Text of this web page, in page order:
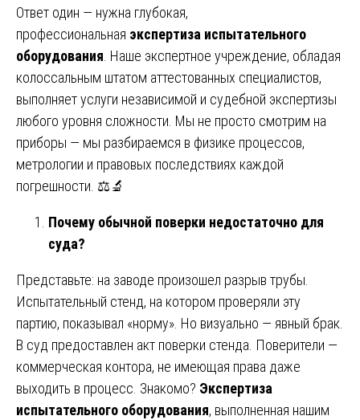
Ответ один — нужна глубокая,
профессиональная экспертиза испытательного
оборудования . Наше экспертное учреждение, обладая
колоссальным штатом аттестованных специалистов,
выполняет услуги независимой и судебной экспертизы
любого уровня сложности. Мы не просто смотрим на
приборы — мы разбираемся в физике процессов,
метрологии и правовых последствиях каждой
погрешности. ⚖️🔬
Почему обычной поверки недостаточно для
суда?
Представьте: на заводе произошел разрыв трубы.
Испытательный стенд, на котором проверяли эту
партию, показывал «норму». Но визуально — явный брак.
В суд предоставлен акт поверки стенда. Поверители —
коммерческая контора, не имеющая права даже
выходить в процесс. Знакомо? Экспертиза
испытательного оборудования, выполненная нашим